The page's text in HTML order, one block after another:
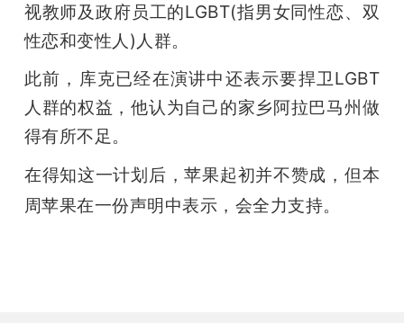
专
题
搞
视教师及政府员工的LGBT(指男女同性恋、双
性恋和变性人)人群。
此前，库克已经在演讲中还表示要捍卫LGBT
人群的权益，他认为自己的家乡阿拉巴马州做
得有所不足。
在得知这一计划后，苹果起初并不赞成，但本
周苹果在一份声明中表示，会全力支持。